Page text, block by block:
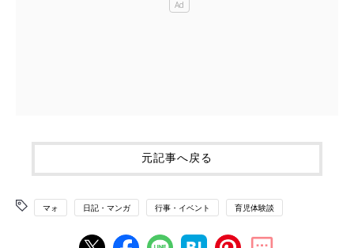
元記事へ戻る
マォ 日記・マンガ 行事・イベント 育児体験談